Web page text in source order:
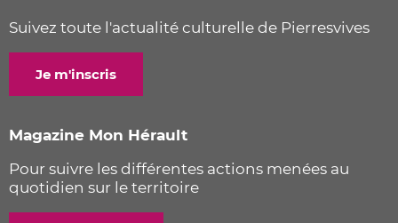
Suivez toute l'actualité culturelle de Pierresvives
Je m'inscris
Magazine Mon Hérault
Pour suivre les différentes actions menées au
quotidien sur le territoire